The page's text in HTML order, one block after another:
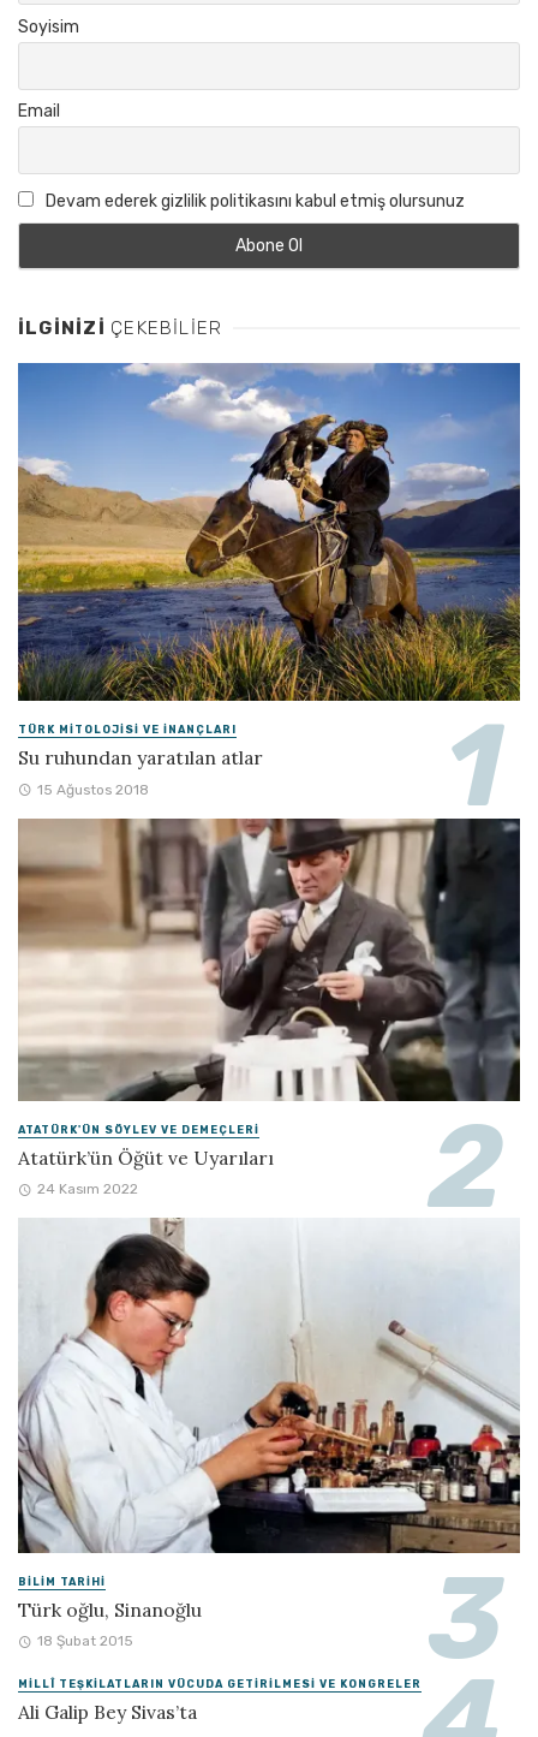
Soyisim
Email
Devam ederek gizlilik politikasını kabul etmiş olursunuz
İLGINIZI ÇEKEBILIER
TÜRK MITOLOJISI VE İNANÇLARI
Su ruhundan yaratılan atlar
15 Ağustos 2018
ATATÜRK'ÜN SÖYLEV VE DEMEÇLERI
Atatürk’ün Öğüt ve Uyarıları
24 Kasım 2022
BILIM TARIHI
Türk oğlu, Sinanoğlu
18 Şubat 2015
MILLÎ TEŞKILATLARIN VÜCUDA GETIRILMESI VE KONGRELER
Ali Galip Bey Sivas’ta